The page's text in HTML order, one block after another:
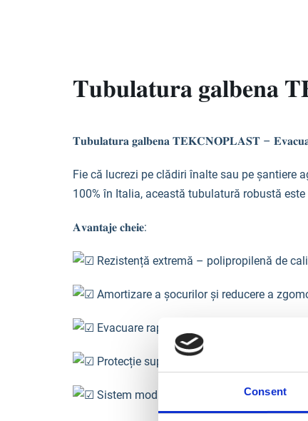
Consent
𝐓𝐮𝐛𝐮𝐥𝐚𝐭𝐮𝐫𝐚
𝐓𝐮𝐛𝐮𝐥𝐚𝐭𝐮𝐫𝐚 𝐠𝐚𝐥𝐛𝐞𝐧𝐚 𝐓𝐄𝐊𝐂𝐍𝐎𝐏𝐋𝐀𝐒𝐓 – 𝐄𝐯𝐚𝐜𝐮𝐚𝐫𝐞
Fie că lucrezi pe clădiri înalte sau pe șantiere
100% în Italia, această tubulatură robustă
𝐀𝐯𝐚𝐧𝐭𝐚𝐣𝐞 𝐜𝐡𝐞𝐢𝐞:
Rezistență extremă – polipropilenă de
Amortizare a șocurilor și reducere a
Evacuare rapidă – dimensiuni
Protecție suplimentară – opțional: capăt
Sistem modular stabil – prindere sigură